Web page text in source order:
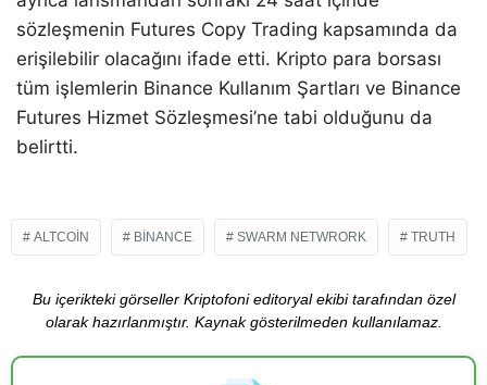
sözleşmenin Futures Copy Trading kapsamında da
erişilebilir olacağını ifade etti. Kripto para borsası
tüm işlemlerin Binance Kullanım Şartları ve Binance
Futures Hizmet Sözleşmesi’ne tabi olduğunu da
belirtti.
ALTCOIN BINANCE SWARM NETWRORK TRUTH
Bu içerikteki görseller Kriptofoni editoryal ekibi tarafından özel
olarak hazırlanmıştır. Kaynak gösterilmeden kullanılamaz.